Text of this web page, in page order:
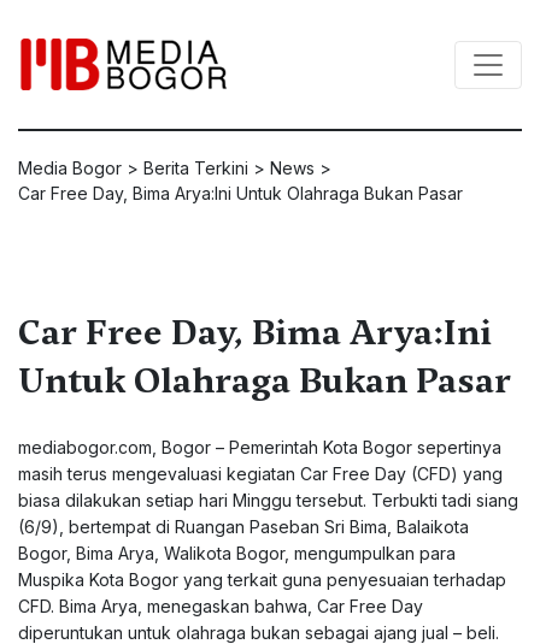
Media Bogor > Berita Terkini > News >
Car Free Day, Bima Arya:Ini Untuk Olahraga Bukan Pasar
Car Free Day, Bima Arya:Ini
Untuk Olahraga Bukan Pasar
mediabogor.com , Bogor – Pemerintah Kota Bogor sepertinya
masih terus mengevaluasi kegiatan Car Free Day (CFD) yang
biasa dilakukan setiap hari Minggu tersebut. Terbukti tadi siang
(6/9), bertempat di Ruangan Paseban Sri Bima, Balaikota
Bogor, Bima Arya, Walikota Bogor, mengumpulkan para
Muspika Kota Bogor yang terkait guna penyesuaian terhadap
CFD. Bima Arya, menegaskan bahwa, Car Free Day
diperuntukan untuk olahraga bukan sebagai ajang jual – beli.